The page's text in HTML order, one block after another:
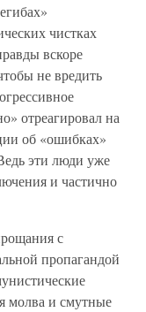
чистках
вскоре
не вредить
отреагировал на
об «ошибках»
эти люди уже
и частично
с
пропагандой
молва и смутные